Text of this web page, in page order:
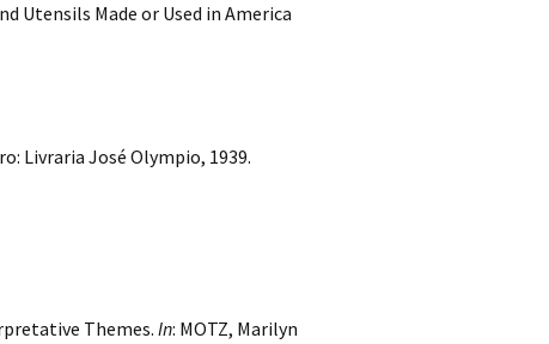
Utensils Made or Used in America
Livraria José Olympio, 1939.
Themes. In: MOTZ, Marilyn